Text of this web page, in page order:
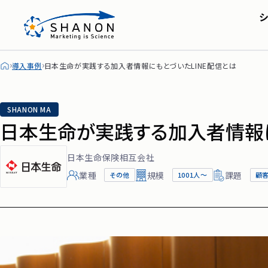
IRライブラリ
FAQ
シャノンのブログ
導入事例 日本生命が実践する加入者情報にもとづいたLINE配信とは
SHANON MA
日本生命が実践する加入者情
日本生命保険相互会社
業種
その他 規模 1001人〜 課題 顧